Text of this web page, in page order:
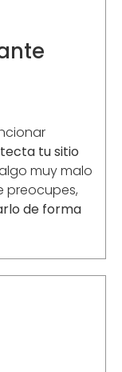
tu sitio
muy malo
preocupes,
de forma